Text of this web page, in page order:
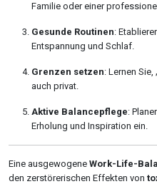
Familie oder einer
Gesunde Routinen:
Entspannung und Schlaf.
Grenzen setzen: Lernen
auch privat.
Aktive Balancepflege:
Erholung und Inspiration ein.
Eine ausgewogene Work-Life-
den zerstörerischen Effekten von